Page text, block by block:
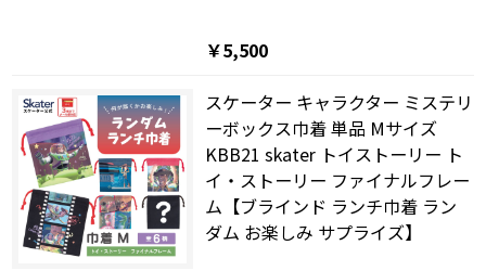
￥5,500
スケーター キャラクター ミステリ
ーボックス巾着 単品 Mサイズ
KBB21 skater トイストーリー ト
イ・ストーリー ファイナルフレー
ム【ブラインド ランチ巾着 ラン
ダム お楽しみ サプライズ】